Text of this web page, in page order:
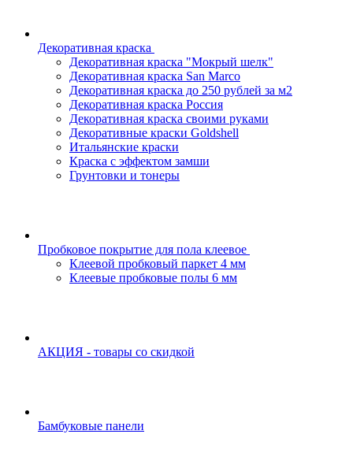
Декоративная краска
Декоративная краска "Мокрый шелк"
Декоративная краска San Marco
Декоративная краска до 250 рублей за м2
Декоративная краска Россия
Декоративная краска своими руками
Декоративные краски Goldshell
Итальянские краски
Краска с эффектом замши
Грунтовки и тонеры
Пробковое покрытие для пола клеевое
Клеевой пробковый паркет 4 мм
Клеевые пробковые полы 6 мм
АКЦИЯ - товары со скидкой
Бамбуковые панели